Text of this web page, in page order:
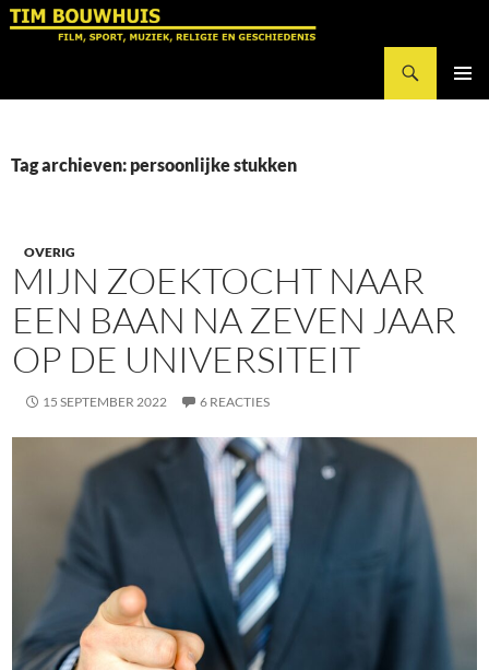
Ga
Tag archieven: persoonlijke stukken
OVERIG
MIJN ZOEKTOCHT NAAR
EEN BAAN NA ZEVEN JAAR
OP DE UNIVERSITEIT
15 SEPTEMBER 2022 6 REACTIES